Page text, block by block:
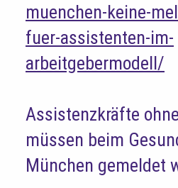
muenchen-keine-
fuer-assistenten-im-
arbeitgebermodell/
Assistenzkräfte
müssen beim
München gemeldet